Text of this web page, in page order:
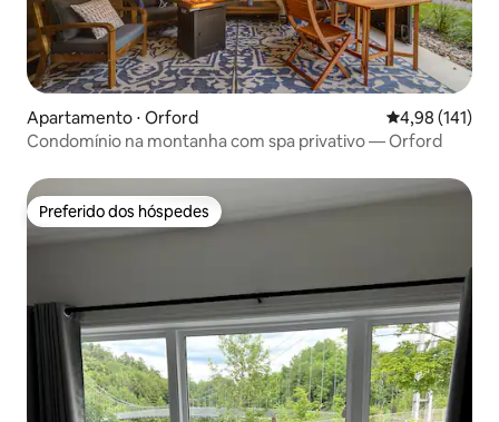
Apartamento ⋅ Orford 4,98 de uma
4,98 (141)
Condomínio na montanha com spa privativo — Orford
Preferido dos hóspedes
Preferido dos hóspedes